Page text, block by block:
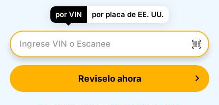
por VIN por placa de EE. UU.
Introduzca el VIN
Reviselo ahora